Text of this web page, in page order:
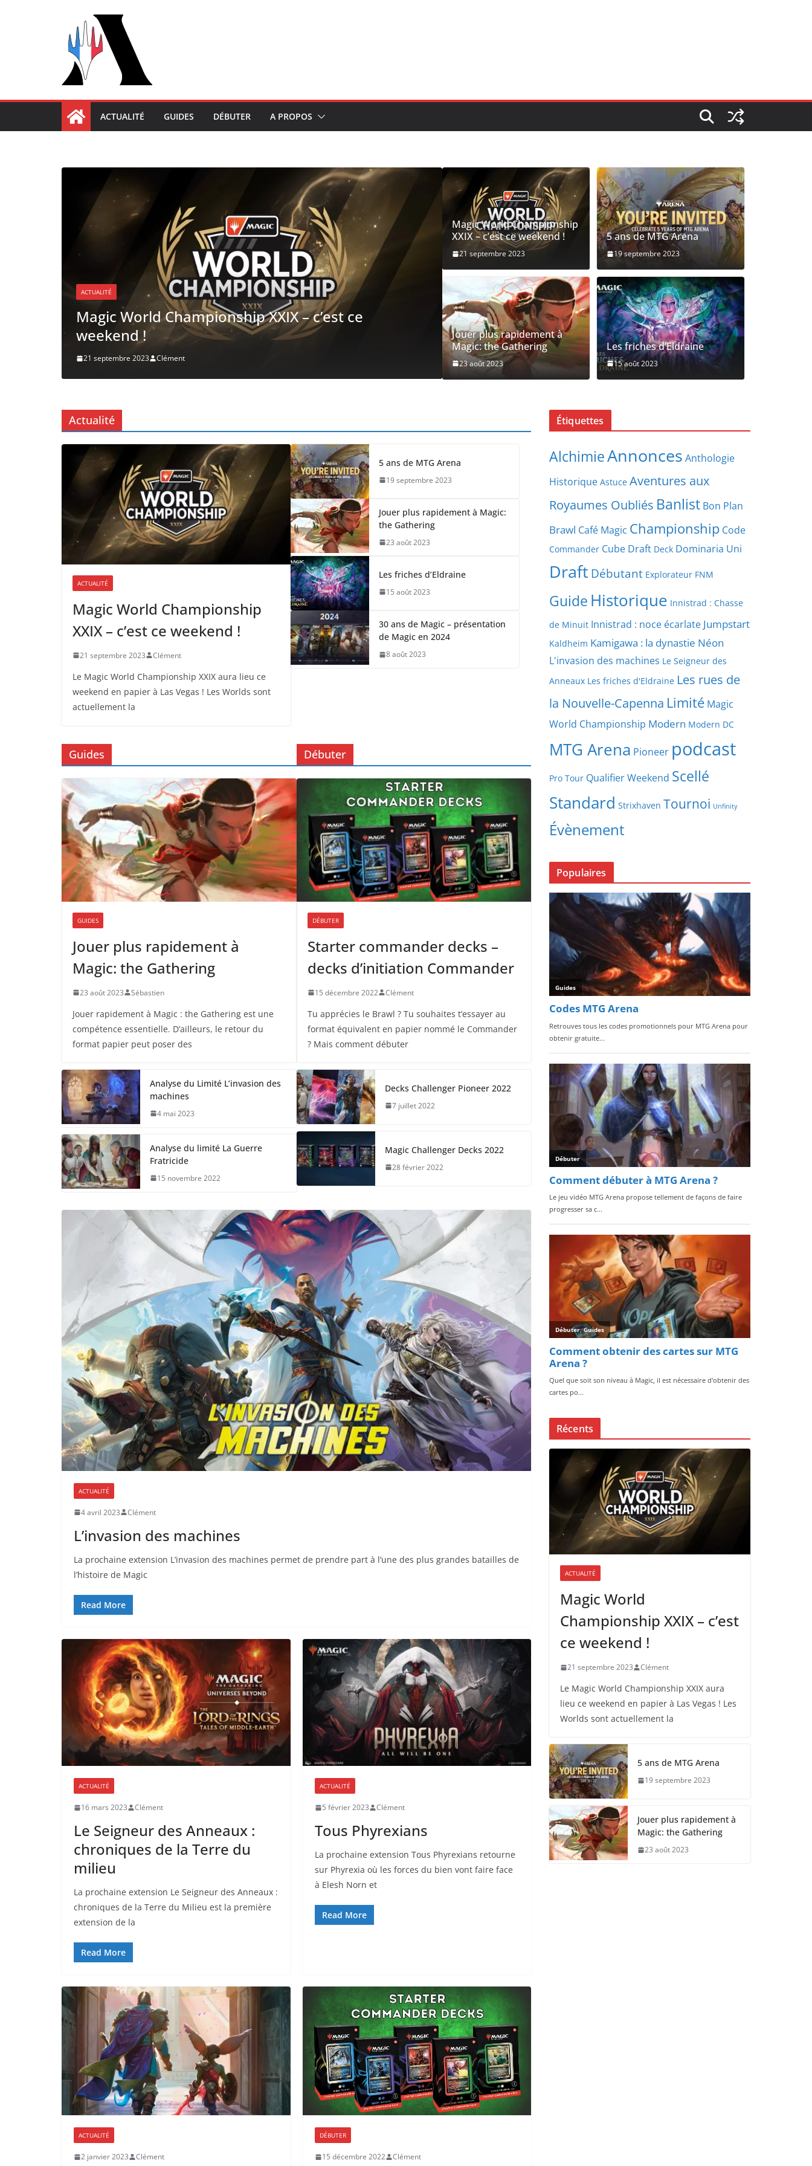
ACTUALITÉ GUIDES DÉBUTER A PROPOS
ACTUALITÉ
5 ans de MTG Arena
19 septembre 2023 Clément
GUIDES
Sébastien
Magic World Championship
XXIX – c’est ce weekend !
21 septembre 2023
5 ans de MTG Arena
19 septembre 2023
Jouer plus rapidement à
Magic: the Gathering
23 août 2023
Les friches d’Eldraine
15 août 2023
Actualité
ACTUALITÉ
Magic World Championship
XXIX – c’est ce weekend !
21 septembre 2023 Clément
Le Magic World Championship XXIX aura lieu ce
weekend en papier à Las Vegas ! Les Worlds sont
actuellement la
5 ans de MTG Arena
19 septembre 2023
Jouer plus rapidement à Magic:
the Gathering
23 août 2023
Les friches d’Eldraine
15 août 2023
30 ans de Magic – présentation
de Magic en 2024
8 août 2023
Guides
GUIDES
Jouer plus rapidement à
Magic: the Gathering
23 août 2023 Sébastien
Jouer rapidement à Magic : the Gathering est une
compétence essentielle. D’ailleurs, le retour du
format papier peut poser des
Analyse du Limité L’invasion des
machines
4 mai 2023
Analyse du limité La Guerre
Fratricide
15 novembre 2022
Débuter
DÉBUTER
Starter commander decks –
decks d’initiation Commander
15 décembre 2022 Clément
Tu apprécies le Brawl ? Tu souhaites t’essayer au
format équivalent en papier nommé le Commander
? Mais comment débuter
Decks Challenger Pioneer 2022
7 juillet 2022
Magic Challenger Decks 2022
28 février 2022
ACTUALITÉ
4 avril 2023 Clément
L’invasion des machines
La prochaine extension L’invasion des machines permet de prendre part à l’une des plus grandes batailles de
l’histoire de Magic
Read More
ACTUALITÉ
16 mars 2023 Clément
Le Seigneur des Anneaux :
chroniques de la Terre du
milieu
La prochaine extension Le Seigneur des Anneaux :
chroniques de la Terre du Milieu est la première
extension de la
Read More
ACTUALITÉ
5 février 2023 Clément
Tous Phyrexians
La prochaine extension Tous Phyrexians retourne
sur Phyrexia où les forces du bien vont faire face
à Elesh Norn et
Read More
ACTUALITÉ
2 janvier 2023 Clément
DÉBUTER
15 décembre 2022 Clément
Étiquettes
AlchimieAnnonces Anthologie
Historique Astuce Aventures aux
Royaumes Oubliés Banlist Bon Plan
Brawl Café Magic Championship Code
Commander Cube Draft Deck Dominaria Uni
Draft Débutant Explorateur FNM
Guide Historique Innistrad : Chasse
de Minuit Innistrad : noce écarlate Jumpstart
Kaldheim Kamigawa : la dynastie Néon
L'invasion des machines Le Seigneur des
Anneaux Les friches d'Eldraine Les rues de
la Nouvelle-Capenna Limité Magic
World Championship Modern Modern DC
MTG Arena Pioneer podcast
Pro Tour Qualifier Weekend Scellé
Standard Strixhaven Tournoi Unfinity
Évènement
Populaires
Récents
ACTUALITÉ
Magic World
Championship XXIX – c’est
ce weekend !
21 septembre 2023 Clément
Le Magic World Championship XXIX aura
lieu ce weekend en papier à Las Vegas ! Les
Worlds sont actuellement la
5 ans de MTG Arena
19 septembre 2023
Jouer plus rapidement à
Magic: the Gathering
23 août 2023